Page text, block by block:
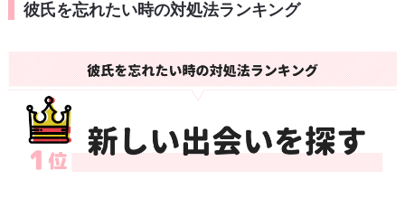
彼氏を忘れたい時の対処法ランキング